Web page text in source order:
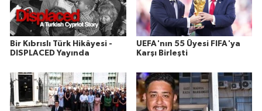
Bir Kıbrıslı Türk Hikâyesi -
DISPLACED Yayında
UEFA'nın 55 Üyesi FIFA'ya
Karşı Birleşti